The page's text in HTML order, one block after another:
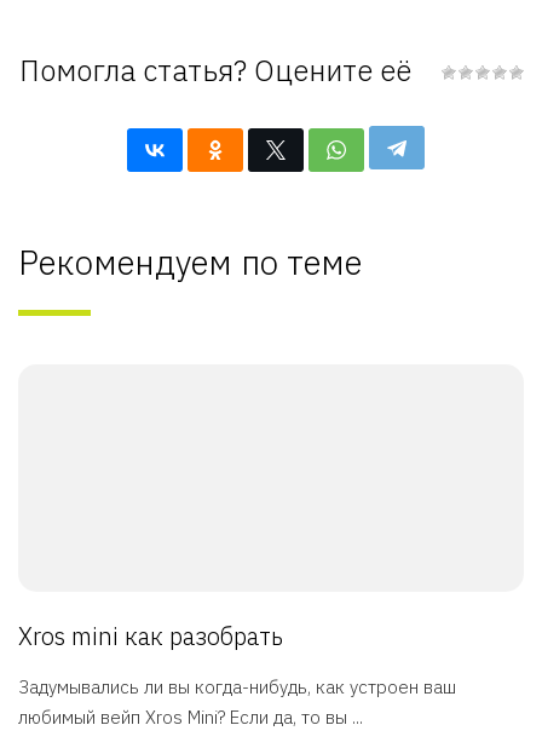
Помогла статья? Оцените её
Рекомендуем по теме
Xros mini как разобрать
Задумывались ли вы когда-нибудь, как устроен ваш
любимый вейп Xros Mini? Если да, то вы ...